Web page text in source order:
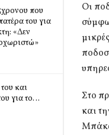
που
του για
«Δεν
και
για το…
Οι
Στο
και